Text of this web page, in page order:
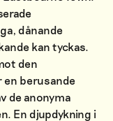
dånande
kan tyckas.
den
en berusande
de anonyma
En djupdykning i